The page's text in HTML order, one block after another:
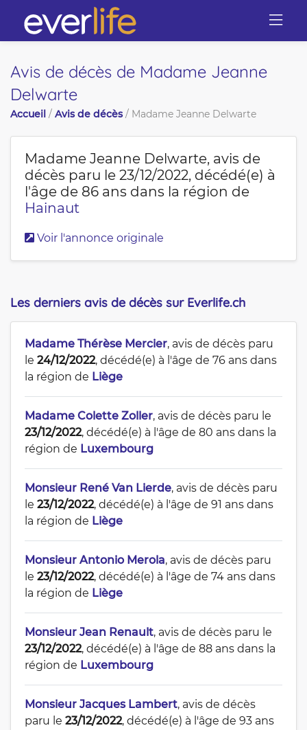
Avis de décès de Madame Jeanne
Delwarte
Accueil / Avis de décès/ Madame Jeanne Delwarte
Madame Jeanne Delwarte, avis de
décès paru le 23/12/2022, décédé(e) à
l'âge de 86 ans dans la région de
Hainaut
Voir l'annonce originale
Les derniers avis de décès sur Everlife.ch
Madame Thérèse Mercier, avis de décès paru
le 24/12/2022, décédé(e) à l'âge de 76 ans dans
la région de Liège
Madame Colette Zoller, avis de décès paru le
23/12/2022, décédé(e) à l'âge de 80 ans dans la
région de Luxembourg
Monsieur René Van Lierde, avis de décès paru
le 23/12/2022, décédé(e) à l'âge de 91 ans dans
la région de Liège
Monsieur Antonio Merola, avis de décès paru
le 23/12/2022, décédé(e) à l'âge de 74 ans dans
la région de Liège
Monsieur Jean Renault, avis de décès paru le
23/12/2022, décédé(e) à l'âge de 88 ans dans la
région de Luxembourg
Monsieur Jacques Lambert, avis de décès
paru le 23/12/2022, décédé(e) à l'âge de 93 ans